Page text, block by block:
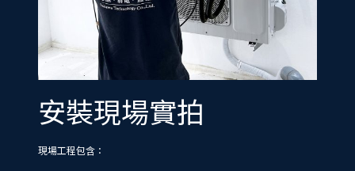
安裝現場實拍
現場工程包含：